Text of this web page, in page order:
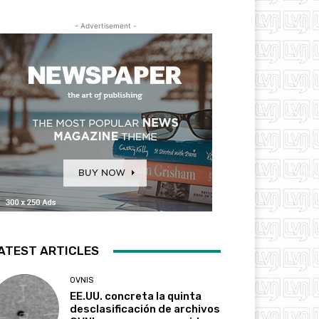
- Advertisement -
ARTICLES
OVNIS
EE.UU. concreta la quinta
desclasificación de archivos